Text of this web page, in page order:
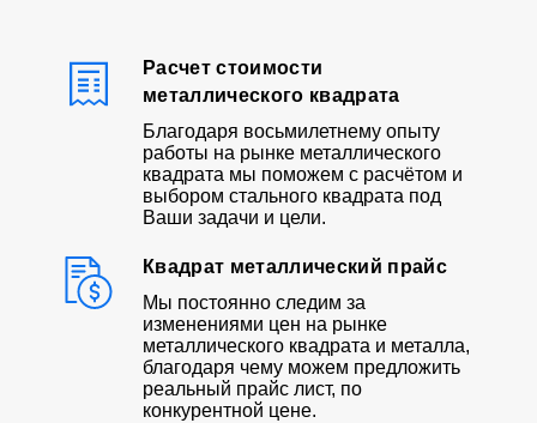
Расчет стоимости
металлического квадрата
Благодаря восьмилетнему опыту
работы на рынке металлического
квадрата мы поможем с расчётом и
выбором стального квадрата под
Ваши задачи и цели.
Квадрат металлический прайс
Мы постоянно следим за
изменениями цен на рынке
металлического квадрата и металла,
благодаря чему можем предложить
реальный прайс лист, по
конкурентной цене.